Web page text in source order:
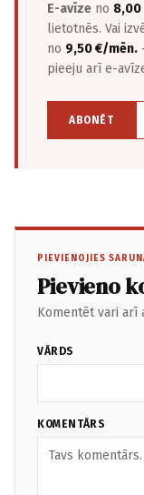
E-avīze no 8,00
lietotnēs. Vai
no 9,50 €/mēn.
pieeju arī e-
ABONĒT
PIEVIENOJIES
Pievieno
Komentēt vari arī
VĀRDS
KOMENTĀRS